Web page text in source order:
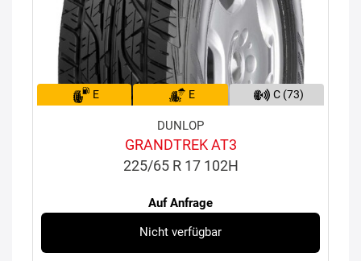
E E C (73)
DUNLOP
GRANDTREK AT3
225/65 R 17 102H
Auf Anfrage
Nicht verfügbar